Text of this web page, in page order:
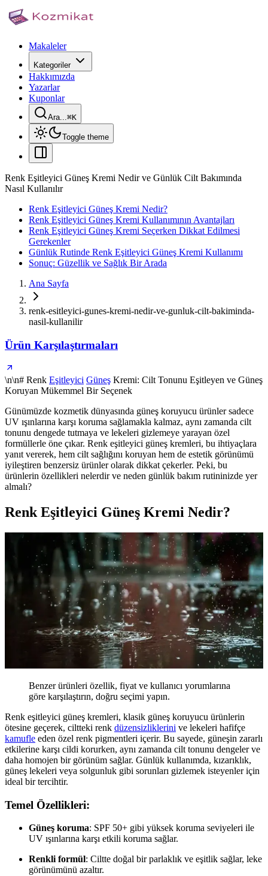
Makaleler
Kategoriler
Hakkımızda
Yazarlar
Kuponlar
Ara...⌘K
Toggle theme
Renk Eşitleyici Güneş Kremi Nedir ve Günlük Cilt Bakımında
Nasıl Kullanılır
Renk Eşitleyici Güneş Kremi Nedir?
Renk Eşitleyici Güneş Kremi Kullanımının Avantajları
Renk Eşitleyici Güneş Kremi Seçerken Dikkat Edilmesi
Gerekenler
Günlük Rutinde Renk Eşitleyici Güneş Kremi Kullanımı
Sonuç: Güzellik ve Sağlık Bir Arada
Ana Sayfa
renk-esitleyici-gunes-kremi-nedir-ve-gunluk-cilt-bakiminda-
nasil-kullanilir
Ürün Karşılaştırmaları
\n\n# Renk Eşitleyici Güneş Kremi: Cilt Tonunu Eşitleyen ve Güneş
Koruyan Mükemmel Bir Seçenek
Günümüzde kozmetik dünyasında güneş koruyucu ürünler sadece
UV ışınlarına karşı koruma sağlamakla kalmaz, aynı zamanda cilt
tonunu dengede tutmaya ve lekeleri gizlemeye yarayan özel
formüllerle öne çıkar. Renk eşitleyici güneş kremleri, bu ihtiyaçlara
yanıt vererek, hem cilt sağlığını koruyan hem de estetik görünümü
iyileştiren benzersiz ürünler olarak dikkat çekerler. Peki, bu
ürünlerin özellikleri nelerdir ve neden günlük bakım rutininizde yer
almalı?
Renk Eşitleyici Güneş Kremi Nedir?
Benzer ürünleri özellik, fiyat ve kullanıcı yorumlarına
göre karşılaştırın, doğru seçimi yapın.
Renk eşitleyici güneş kremleri, klasik güneş koruyucu ürünlerin
ötesine geçerek, ciltteki renk düzensizliklerini ve lekeleri hafifçe
kamufle eden özel renk pigmentleri içerir. Bu sayede, güneşin zararlı
etkilerine karşı cildi korurken, aynı zamanda cilt tonunu dengeler ve
daha homojen bir görünüm sağlar. Günlük kullanımda, kızarıklık,
güneş lekeleri veya solgunluk gibi sorunları gizlemek isteyenler için
ideal bir tercihtir.
Temel Özellikleri:
Güneş koruma: SPF 50+ gibi yüksek koruma seviyeleri ile
UV ışınlarına karşı etkili koruma sağlar.
Renkli formül: Ciltte doğal bir parlaklık ve eşitlik sağlar, leke
görünümünü azaltır.